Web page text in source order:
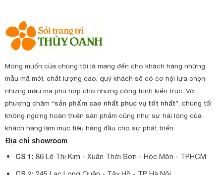
Mong muốn của chúng tôi là mang đến cho khách hàng những
mẫu mã mới, chất lượng cao, quý khách sẽ có cơ hội lựa chọn
những mẫu mã phù hợp cho những công trình kiến trúc. Với
phương châm “sản phẩm cao nhất phục vụ tốt nhất”, chúng tối
không ngừng hoàn thiện sản phẩm cũng như sự hài lòng của
khách hàng làm mục tiêu hàng đầu cho sự phát triển.
Địa chỉ showroom
CS 1: 86 Lê Thị Kim - Xuân Thới Sơn - Hóc Môn - TP.HCM